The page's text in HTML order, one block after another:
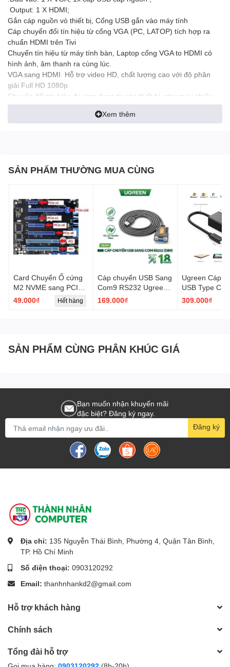
Output: 1 X HDMI;
Gắn cáp nguồn vò thiết bị, Cổng USB gắn vào máy tính
Cáp chuyển đổi tín hiệu từ cổng VGA (PC, LATOP) tích hợp ra
chuẩn HDMI trên Tivi
Chuyển tín hiệu từ máy tính bàn, Laptop cổng VGA to HDMI có
hình ảnh, âm thanh ra cùng lúc.
VGA sang HDMI Hỗ trợ video HD, chất lượng cao với độ phân
giải Full HD 1080p
Chuyển đổi tín hiệu đa ứng dụng từ các thiết bị như máy chiếu,
giám sát trung tâm dữ liệu, hội thảo lớn và trung tâm triển lãm,
Xem thêm
SẢN PHẨM THƯỜNG MUA CÙNG
Card Chuyển Ổ cứng
M2 NVME sang PCIE
X16 X8 X4 Chuyên
49.000₫ Hết hàng
Cáp chuyển USB Sang
Com9 RS232 Ugreen
20201 CR104 dài
169.000₫
Ugreen Cáp
USB Type C
mạng Lan, RJ
309.000₫
SẢN PHẨM CÙNG PHÂN KHÚC GIÁ
Bạn muốn nhận khuyến mãi
đặc biệt? Đăng ký ngay.
Đăng ký
Địa chỉ: 135 Nguyễn Thái Bình, Phường 4, Quận Tân Bình,
TP. Hồ Chí Minh
Số điện thoại: 0903120292
Email: thanhnhankd2@gmail.com
Hỗ trợ khách hàng
Chính sách
Tổng đài hỗ trợ